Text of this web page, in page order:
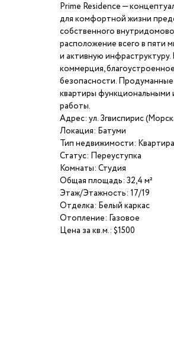
Prime Residence —
для комфортной жизни
собственного
расположение всего в пяти
и активную
коммерция,
безопасности.
квартиры функциональными
работы.
Адрес: ул. Згвиспирис
Локация: Батуми
Тип недвижимости:
Статус: Переуступка
Комнаты: Студия
Общая площадь: 32,4 м²
Этаж/Этажность: 17/19
Отделка: Белый каркас
Отопление: Газовое
Цена за кв.м.: $1500